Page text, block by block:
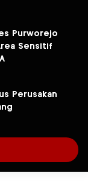
Purworejo
Sensitif
Perusakan